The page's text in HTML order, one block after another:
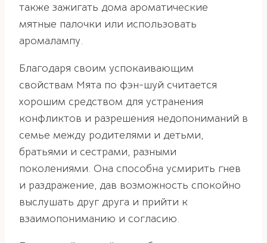
также зажигать дома ароматические
мятные палочки или использовать
аромалампу.
Благодаря своим успокаивающим
свойствам Мята по фэн-шуй считается
хорошим средством для устранения
конфликтов и разрешения недопониманий в
семье между родителями и детьми,
братьями и сестрами, разными
поколениями. Она способна усмирить гнев
и раздражение, дав возможность спокойно
выслушать друг друга и прийти к
взаимопониманию и согласию.